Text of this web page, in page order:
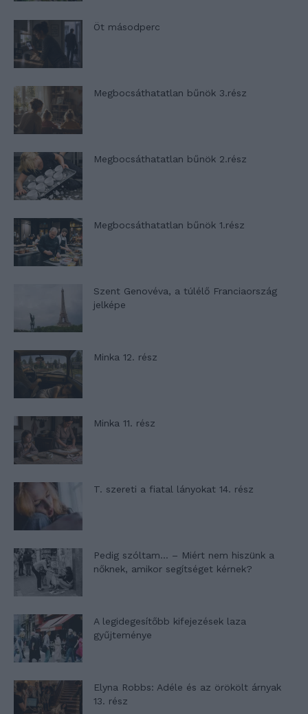
Öt másodperc
Megbocsáthatatlan bűnök 3.rész
Megbocsáthatatlan bűnök 2.rész
Megbocsáthatatlan bűnök 1.rész
Szent Genovéva, a túlélő Franciaország
jelképe
Minka 12. rész
Minka 11. rész
T. szereti a fiatal lányokat 14. rész
Pedig szóltam… – Miért nem hiszünk a
nőknek, amikor segítséget kérnek?
A legidegesítőbb kifejezések laza
gyűjteménye
Elyna Robbs: Adéle és az örökölt árnyak
13. rész